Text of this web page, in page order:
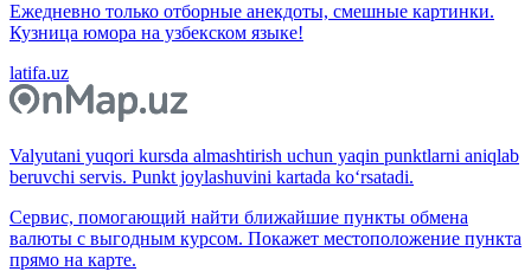
Ежедневно только отборные анекдоты, смешные картинки.
Кузница юмора на узбекском языке!
latifa.uz
Valyutani yuqori kursda almashtirish uchun yaqin punktlarni aniqlab
beruvchi servis. Punkt joylashuvini kartada ko‘rsatadi.
Сервис, помогающий найти ближайшие пункты обмена
валюты с выгодным курсом. Покажет местоположение пункта
прямо на карте.